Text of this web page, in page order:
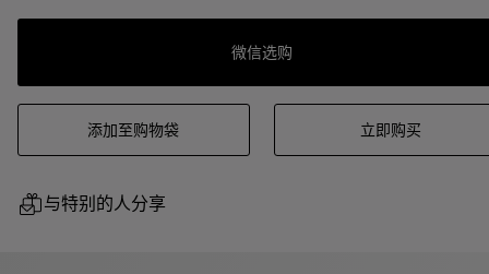
微信选购
添加至购物袋 立即购买
与特别的人分享